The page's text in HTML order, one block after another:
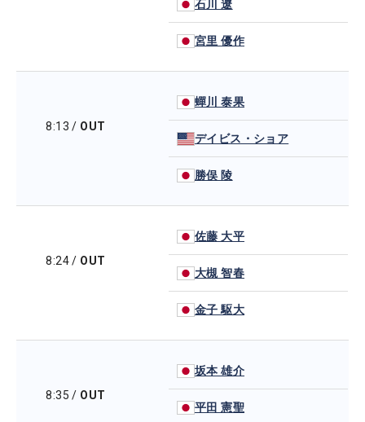
石川 遼
宮里 優作
8:13 / OUT
蟬川 泰果
デイビス・ショア
勝俣 陵
8:24/ OUT
佐藤 大平
大槻 智春
金子 駆大
8:35 / OUT
坂本 雄介
平田 憲聖